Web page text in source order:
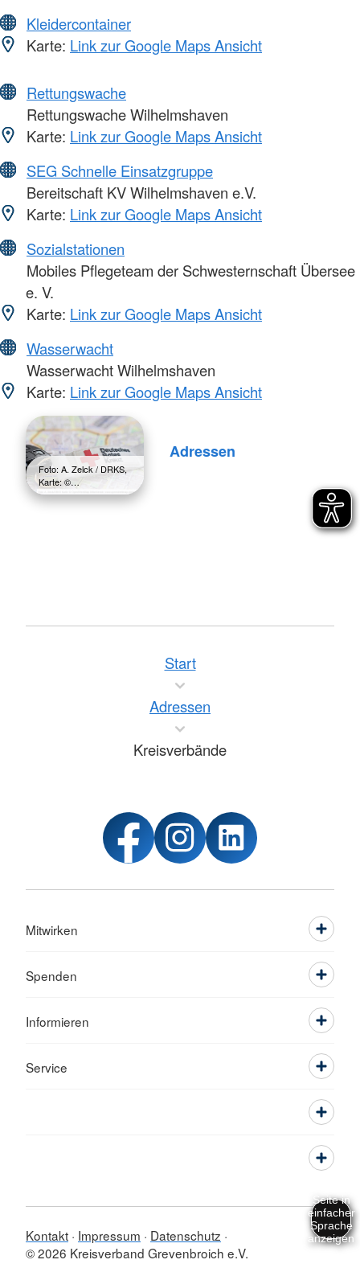
Kleidercontainer
Karte: Link zur Google Maps Ansicht
Rettungswache
Rettungswache Wilhelmshaven
Karte: Link zur Google Maps Ansicht
SEG Schnelle Einsatzgruppe
Bereitschaft KV Wilhelmshaven e.V.
Karte: Link zur Google Maps Ansicht
Sozialstationen
Mobiles Pflegeteam der Schwesternschaft Übersee
e. V.
Karte: Link zur Google Maps Ansicht
Wasserwacht
Wasserwacht Wilhelmshaven
Karte: Link zur Google Maps Ansicht
Foto: A. Zelck / DRKS,
Karte: ©…
Adressen
Start
Adressen
Kreisverbände
Mitwirken
Spenden
Informieren
Service
Kontakt Impressum
Datenschutz
© 2026 Kreisverband Grevenbroich e.V.